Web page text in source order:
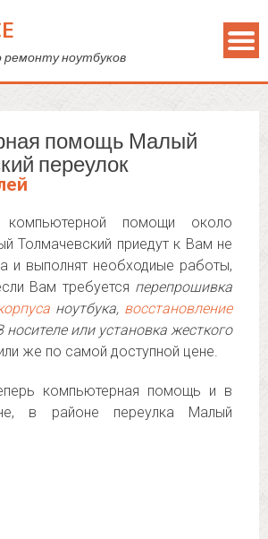
ноутбуков
помощь Малый
переулок
помощи около
Толмачевский приедут к Вам не
и выполнят необходиые работы,
Вам требуется перепрошивка
ноутбука, восстановление
носителе или установка жесткого
же по самой доступной цене.
компьютерная помощь и в
в районе переулка Малый